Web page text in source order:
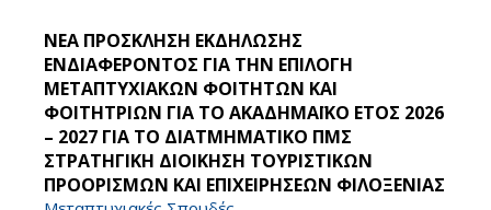
ΝΕΑ ΠΡΟΣΚΛΗΣΗ ΕΚΔΗΛΩΣΗΣ
ΕΝΔΙΑΦΕΡΟΝΤΟΣ ΓΙΑ ΤΗΝ ΕΠΙΛΟΓΗ
ΜΕΤΑΠΤΥΧΙΑΚΩΝ ΦΟΙΤΗΤΩΝ ΚΑΙ
ΦΟΙΤΗΤΡΙΩΝ ΓΙΑ ΤΟ ΑΚΑΔΗΜΑΪΚΟ ΕΤΟΣ 2026
– 2027 ΓΙΑ ΤΟ ΔΙΑΤΜΗΜΑΤΙΚΟ ΠΜΣ
ΣΤΡΑΤΗΓΙΚΗ ΔΙΟΙΚΗΣΗ ΤΟΥΡΙΣΤΙΚΩΝ
ΠΡΟΟΡΙΣΜΩΝ ΚΑΙ ΕΠΙΧΕΙΡΗΣΕΩΝ ΦΙΛΟΞΕΝΙΑΣ